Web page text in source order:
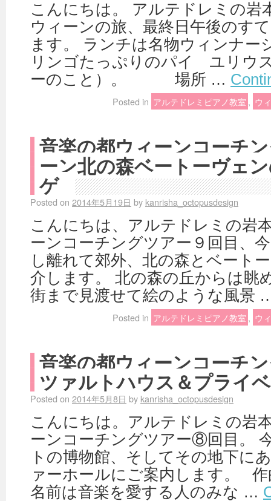
こんにちは。 アルテドレミの岩
ウィーンの旅、最終日午後のす
ます。 ランチは名物ウィンナ
リンゴたっぷりのパイ ユリウ
ーのこと）。 場所 …
Posted in アルテドレミピアノ教室 , ウ
音楽の都ウィーンコーチ
ーン北の森ベートーヴェ
ゲ
Posted on 2014年5月19日 by kanrisha_octopusdesign
こんにちは、アルテドレミの岩
ーンコーチングツアー９回目、
し離れて郊外、北の森とベート
介します。 北の森の丘からは眺
街まで見渡せて絵のような風景
Posted in アルテドレミピアノ教室 , ウ
音楽の都ウィーンコーチ
ツァルトハウス＆プライ
Posted on 2014年5月8日 by kanrisha_octopusdesign
こんにちは。アルテドレミの岩
ーンコーチングツアー⑧回目。
トの博物館、そしてその地下に
ァーホールにご案内します。
名前は音楽を愛する人のみな …